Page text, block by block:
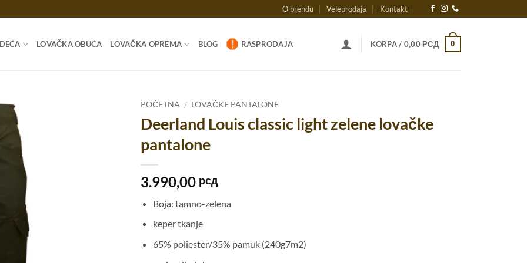
O brendu Veleprodaja Kontakt
LOVAČKA OBUĆA LOVAČKA OPREMA BLOG RASPRODAJA KORPA / 0,00 РСД 0
POČETNA / LOVAČKE PANTALONE
Deerland Louis classic light zelene lovačke
pantalone
3.990,00 рсд
Boja: tamno-zelena
keper tkanje
65% poliester/35% pamuk (240g7m2)